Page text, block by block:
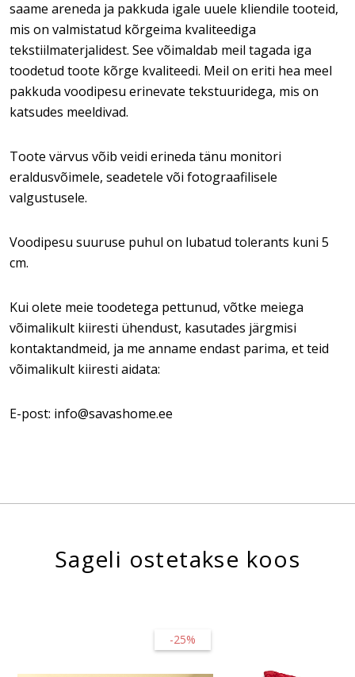
saame areneda ja pakkuda igale uuele kliendile tooteid,
mis on valmistatud kõrgeima kvaliteediga
tekstiilmaterjalidest. See võimaldab meil tagada iga
toodetud toote kõrge kvaliteedi. Meil on eriti hea meel
pakkuda voodipesu erinevate tekstuuridega, mis on
katsudes meeldivad.
Toote värvus võib veidi erineda tänu monitori
eraldusvõimele, seadetele või fotograafilisele
valgustusele.
Voodipesu suuruse puhul on lubatud tolerants kuni 5
cm.
Kui olete meie toodetega pettunud, võtke meiega
võimalikult kiiresti ühendust, kasutades järgmisi
kontaktandmeid, ja me anname endast parima, et teid
võimalikult kiiresti aidata:
E-post: info@savashome.ee
Sageli ostetakse koos
-25%